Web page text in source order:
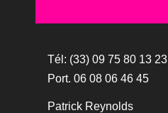
Tél: (33) 09 75 80 13 23
Port. 06 08 06 46 45
Patrick Reynolds